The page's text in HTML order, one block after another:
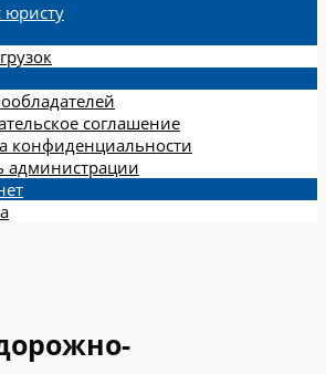
юристу
соглашение
конфиденциальности
администрации